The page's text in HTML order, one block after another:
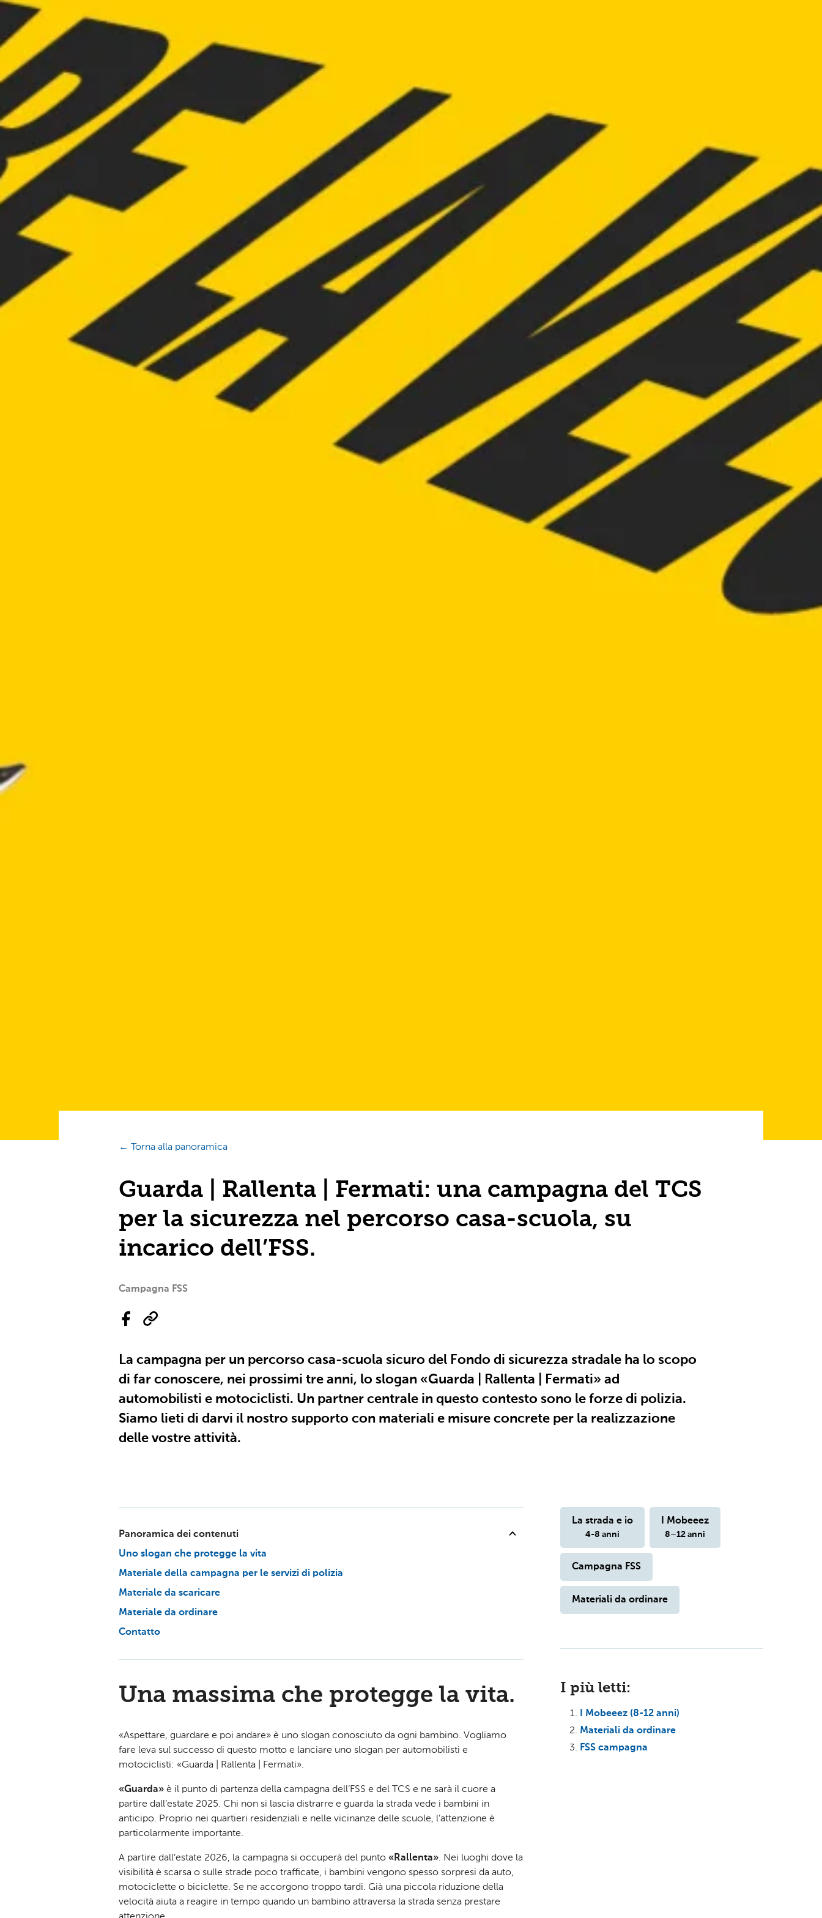
← Torna alla panoramica
Guarda | Rallenta | Fermati: una campagna del TCS
per la sicurezza nel percorso casa-scuola, su
incarico dell’FSS.
Campagna FSS
La campagna per un percorso casa-scuola sicuro del Fondo di sicurezza stradale ha lo scopo
di far conoscere, nei prossimi tre anni, lo slogan «Guarda | Rallenta | Fermati» ad
automobilisti e motociclisti. Un partner centrale in questo contesto sono le forze di polizia.
Siamo lieti di darvi il nostro supporto con materiali e misure concrete per la realizzazione
delle vostre attività.
Panoramica dei contenuti
Uno slogan che protegge la vita
Materiale della campagna per le servizi di polizia
Materiale da scaricare
Materiale da ordinare
Contatto
Una massima che protegge la vita.
«Aspettare, guardare e poi andare» è uno slogan conosciuto da ogni bambino. Vogliamo
fare leva sul successo di questo motto e lanciare uno slogan per automobilisti e
motociclisti: «Guarda | Rallenta | Fermati».
«Guarda» è il punto di partenza della campagna dell’FSS e del TCS e ne sarà il cuore a
partire dall’estate 2025. Chi non si lascia distrarre e guarda la strada vede i bambini in
anticipo. Proprio nei quartieri residenziali e nelle vicinanze delle scuole, l’attenzione è
particolarmente importante.
A partire dall’estate 2026, la campagna si occuperà del punto «Rallenta». Nei luoghi dove la
visibilità è scarsa o sulle strade poco trafficate, i bambini vengono spesso sorpresi da auto,
motociclette o biciclette. Se ne accorgono troppo tardi. Già una piccola riduzione della
velocità aiuta a reagire in tempo quando un bambino attraversa la strada senza prestare
La strada e io
4-8 anni
I Mobeeez
8–12 anni
Campagna FSS
Materiali da ordinare
I più letti:
I Mobeeez (8-12 anni)
Materiali da ordinare
FSS campagna